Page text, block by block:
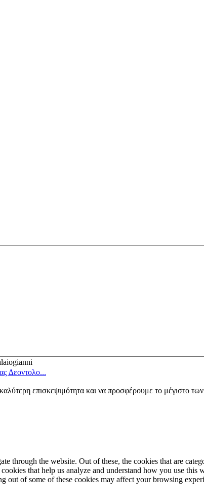
∆εοντολο...
επισκεψιμότητα και να προσφέρουμε το μέγιστο
through the website. Out of these, the cookies that are
that help us analyze and understand how you use
out of some of these cookies may affect your browsing